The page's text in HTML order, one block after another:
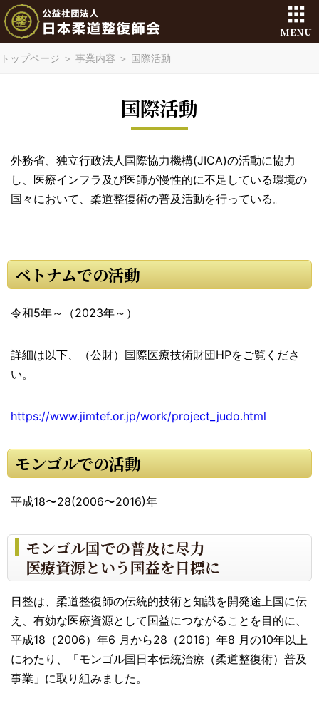
MENU
トップページ ＞ 事業内容 ＞ 国際活動
国際活動
外務省、独立行政法人国際協力機構(JICA)の活動に協力
し、医療インフラ及び医師が慢性的に不足している環境の
国々において、柔道整復術の普及活動を行っている。
ベトナムでの活動
令和5年～（2023年～）
詳細は以下、（公財）国際医療技術財団HPをご覧くださ
い。
https://www.jimtef.or.jp/work/project_judo.html
モンゴルでの活動
平成18〜28(2006〜2016)年
モンゴル国での普及に尽力
医療資源という国益を目標に
日整は、柔道整復師の伝統的技術と知識を開発途上国に伝
え、有効な医療資源として国益につながることを目的に、
平成18（2006）年6 月から28（2016）年8 月の10年以上
にわたり、「モンゴル国日本伝統治療（柔道整復術）普及
事業」に取り組みました。